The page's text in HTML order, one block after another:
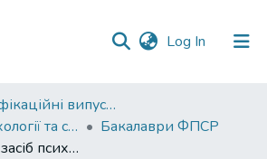
Log In (current)
01. Кваліфікаційні випускні роботи здобувачів вищої освіти
Факультет психології та соціальної роботи
Бакалаври ФПСР
Кінотерапія як засіб психотерапевтичного зцілення